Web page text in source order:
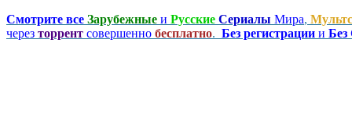
Смотрите все Зарубежные и Русские Сериалы Мира,
через торрент совершенно бесплатно. Без регистрации и